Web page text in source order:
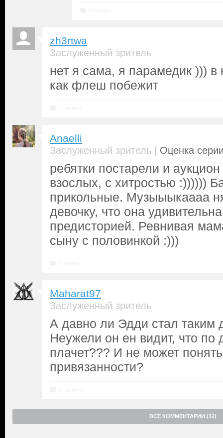
zh3rtwa
Заслуженный зритель
нет я сама, я парамедик )))
как флеш побежит
Anaelli
Заслуженный зритель | Оценка
ребятки постарели и
взослых, с хитростью :))))))
прикольные. Музыыыкаааа
девочку, что она
предисторией. Ревнивая
сыну с половинкой :)))
Maharat97
Заслуженный зритель
А давно ли Эдди стал таким
Неужели он ен видит, что по
плачет??? И не может
привязанности?
ВСЕ КОММЕНТАРИИ (12)